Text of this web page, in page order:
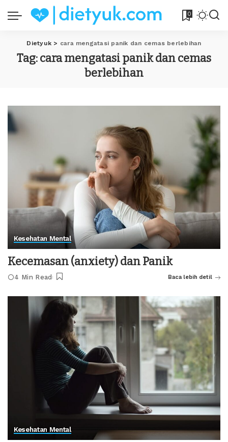
0
Dietyuk > cara mengatasi panik dan cemas berlebihan
Tag:cara mengatasi panik dan cemas
berlebihan
Kesehatan Mental
Kecemasan (anxiety) dan Panik
4 Min Read Baca lebih detil
Kesehatan Mental